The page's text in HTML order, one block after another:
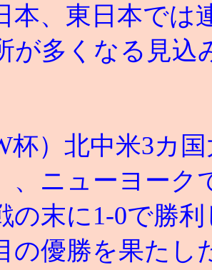
本、東日本では
が多くなる見込
杯）北中米3カ
、ニューヨーク
の末に1-0で勝
の優勝を果たし